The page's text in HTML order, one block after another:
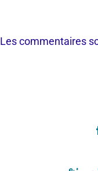
Les commentaires